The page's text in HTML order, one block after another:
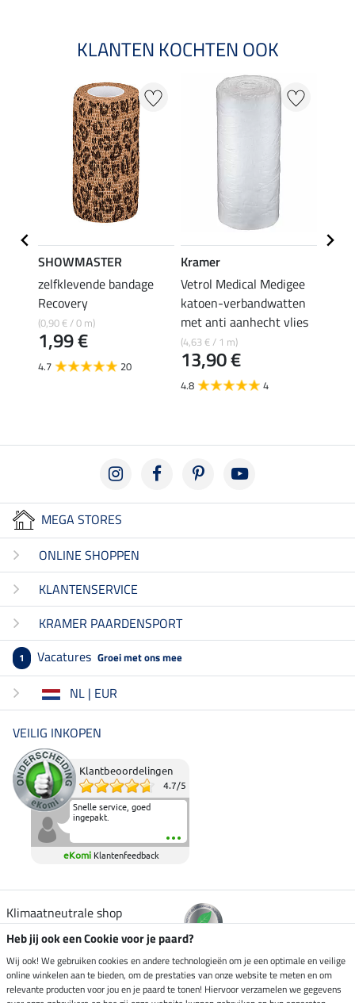
KLANTEN KOCHTEN OOK
SHOWMASTER
zelfklevende bandage
Recovery
(0,90 € / 0 m)
1,99 €
4.7 20
Kramer
Vetrol Medical Medigee
katoen-verbandwatten
met anti aanhecht vlies
(4,63 € / 1 m)
13,90 €
4.8 4
MEGA STORES
ONLINE SHOPPEN
KLANTENSERVICE
KRAMER PAARDENSPORT
1 Vacatures Groei met ons mee
NL | EUR
VEILIG INKOPEN
Klantbeoordelingen
4.7/5
Snelle service, goed
ingepakt.
eKomi Klantenfeedback
Klimaatneutrale shop
Verzending per
Heb jij ook een Cookie voor je paard?
Wij ook! We gebruiken cookies en andere technologieën om je een optimale en veilige
online winkelen aan te bieden, om de prestaties van onze website te meten en om
relevante producten voor jou en je paard te tonen! Hiervoor verzamelen we gegevens